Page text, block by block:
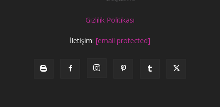
Gizlilik Politikası
İletişim: [email protected]